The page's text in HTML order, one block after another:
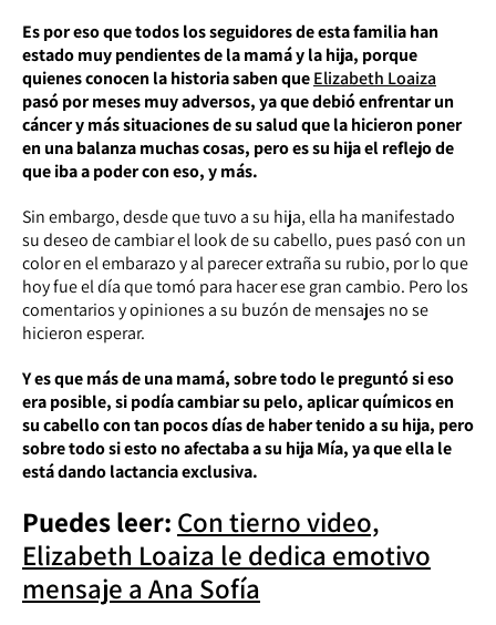
Es por eso que todos los seguidores de esta familia han
estado muy pendientes de la mamá y la hija, porque
quienes conocen la historia saben queElizabeth Loaiza
pasó por meses muy adversos, ya que debió enfrentar un
cáncer y más situaciones de su salud que la hicieron poner
en una balanza muchas cosas, pero es su hija el reflejo de
que iba a poder con eso, y más.
Sin embargo, desde que tuvo a su hija, ella ha manifestado
su deseo de cambiar el look de su cabello, pues pasó con un
color en el embarazo y al parecer extraña su rubio, por lo que
hoy fue el día que tomó para hacer ese gran cambio. Pero los
comentarios y opiniones a su buzón de mensajes no se
hicieron esperar.
Y es que más de una mamá, sobre todo le preguntó si eso
era posible, si podía cambiar su pelo, aplicar químicos en
su cabello con tan pocos días de haber tenido a su hija, pero
sobre todo si esto no afectaba a su hija Mía, ya que ella le
está dando lactancia exclusiva.
Puedes leer: Con tierno video,
Elizabeth Loaiza le dedica emotivo
mensaje a Ana Sofía